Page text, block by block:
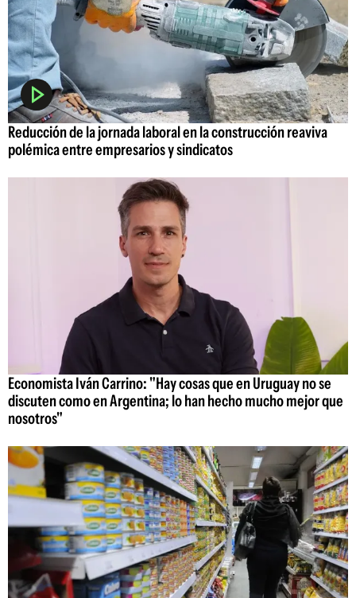
Reducción de la jornada laboral en la construcción reaviva
polémica entre empresarios y sindicatos
Economista Iván Carrino: "Hay cosas que en Uruguay no se
discuten como en Argentina; lo han hecho mucho mejor que
nosotros"